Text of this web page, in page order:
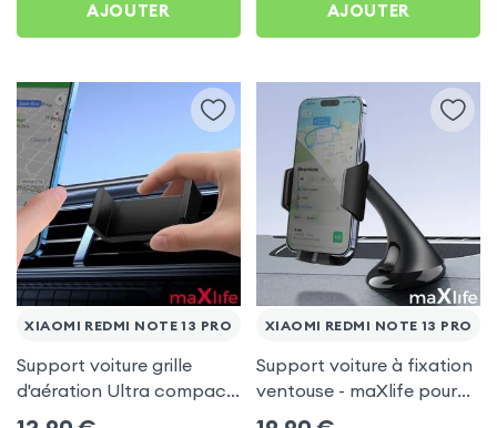
AJOUTER AJOUTER
XIAOMI REDMI NOTE 13 PRO
Support voiture grille
d'aération Ultra compact
pour Xiaomi Redmi Note
XIAOMI REDMI NOTE 13 PRO
Support voiture à fixation
ventouse - maXlife pour
Xiaomi Redmi Note 13 Pro